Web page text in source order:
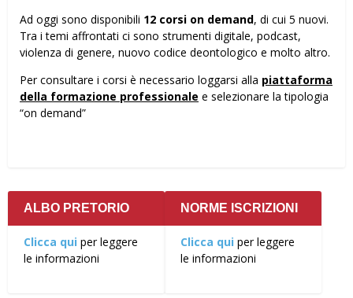
Ad oggi sono disponibili 12 corsi on demand, di cui 5 nuovi.
Tra i temi affrontati ci sono strumenti digitale, podcast,
violenza di genere, nuovo codice deontologico e molto altro.
Per consultare i corsi è necessario loggarsi alla piattaforma
della formazione professionale e selezionare la tipologia
“on demand”
ALBO PRETORIO
Clicca qui per leggere
le informazioni
NORME ISCRIZIONI
Clicca qui per leggere
le informazioni